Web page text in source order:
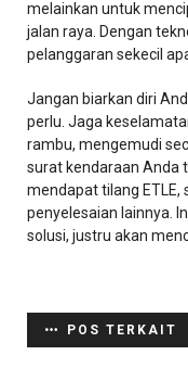
melainkan untuk
jalan raya. Dengan
pelanggaran sekecil
Jangan biarkan diri
perlu. Jaga
rambu, mengemudi
surat kendaraan Anda
mendapat tilang ETLE,
penyelesaian lainnya.
solusi, justru akan
POS TERKAIT